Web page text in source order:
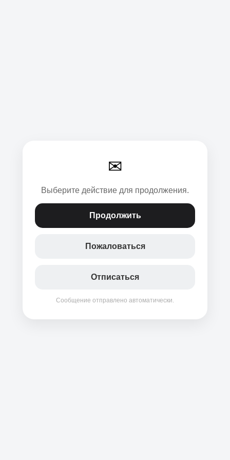
✉
Выберите действие для продолжения.
Продолжить
Пожаловаться
Отписаться
Сообщение отправлено автоматически.